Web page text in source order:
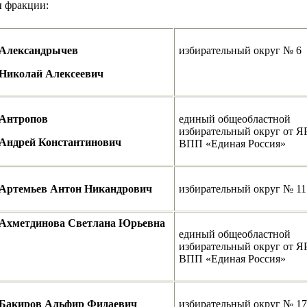
фракции:
Александрычев
Алексеевич
избирательный округ № 6
Антропов
Андрей Константинович
единый общеобластной
избирательный округ от
ВПП «Единая Россия»
Артемьев Антон Никандрович избирательный округ № 11
Ахметдинова Светлана Юрьевна
единый общеобластной
избирательный округ от
ВПП «Единая Россия»
Альфир Фидаевич избирательный округ № 17